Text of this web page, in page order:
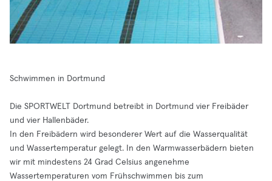
Schwimmen in Dortmund
Die SPORTWELT Dortmund betreibt in Dortmund vier Freibäder
und vier Hallenbäder.
In den Freibädern wird besonderer Wert auf die Wasserqualität
und Wassertemperatur gelegt. In den Warmwasserbädern bieten
wir mit mindestens 24 Grad Celsius angenehme
Wassertemperaturen vom Frühschwimmen bis zum